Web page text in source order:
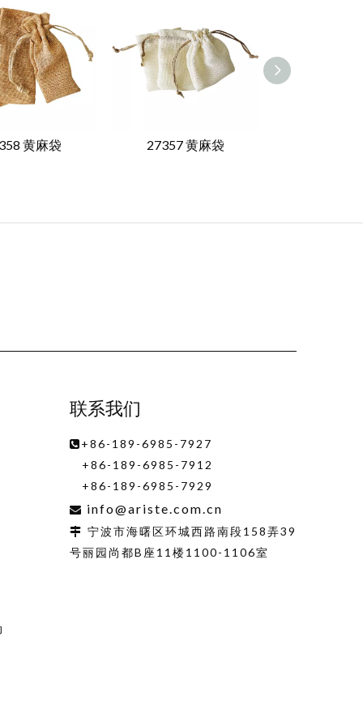
黄麻袋 27357 黄麻袋
联系我们
 +86-189-6985-7927
+86-189-6985-7912
+86-189-6985-7929
 info@ariste.com.cn
 宁波市海曙区环城西路南段158弄39
号丽园尚都B座11楼1100-1106室